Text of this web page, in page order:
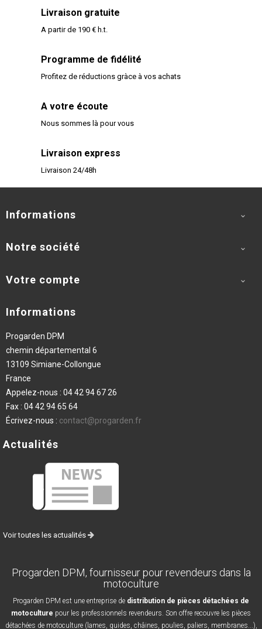
Livraison gratuite
A partir de 190 € h.t.
Programme de fidélité
Profitez de réductions gràce à vos achats
A votre écoute
Nous sommes là pour vous
Livraison express
Livraison 24/48h
Informations 
Notre société 
Votre compte 
Informations
Progarden DPM
chemin départemental 6
13109 Simiane-Collongue
France
Appelez-nous : 04 42 94 67 26
Fax : 04 42 94 65 64
Écrivez-nous : contact@progarden.fr
Actualités
Voir toutes les actualités
Progarden DPM, fournisseur pour revendeurs dans la
motoculture
Progarden DPM est une entreprise de distribution de pièces détachées de
motoculture pour les professionnels revendeurs. Son offre recouvre les pièces
détachées de motoculture (lames, guides, châines, poulies, paliers, membranes...),